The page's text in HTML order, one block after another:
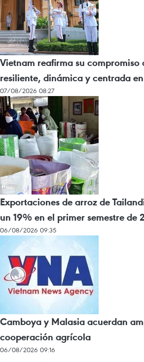
Vietnam reafirma su compromiso
resiliente, dinámica y centrada
07/08/2026 08:27
Exportaciones de arroz de
un 19% en el primer semestre de
06/08/2026 09:35
Camboya y Malasia acuerdan
cooperación agrícola
06/08/2026 09:16